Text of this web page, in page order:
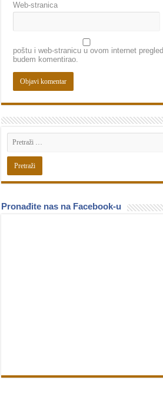
Web-stranica
poštu i web-stranicu u ovom internet
budem komentirao.
Pronađite nas na Facebook-u